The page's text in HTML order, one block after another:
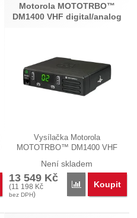
Motorola MOTOTRBO™
DM1400 VHF digital/analog
Vysílačka Motorola
MOTOTRBO™ DM1400 VHF
Není skladem
13 549 Kč
(11 198 Kč
bez DPH)
Porovnat
Koupit